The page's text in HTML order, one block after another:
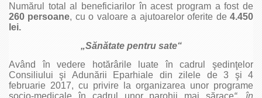
Numărul total al beneficiarilor în acest program a fost de
260 persoane, cu o valoare a ajutoarelor oferite de4.450
lei.
„Sănătate pentru sate“
Având în vedere hotărârile luate în cadrul şedinţelor
Consiliului şi Adunării Eparhiale din zilele de 3 şi 4
februarie 2017, cu privire la organizarea unor programe
socio‑medicale în cadrul unor parohii mai sărace“, în